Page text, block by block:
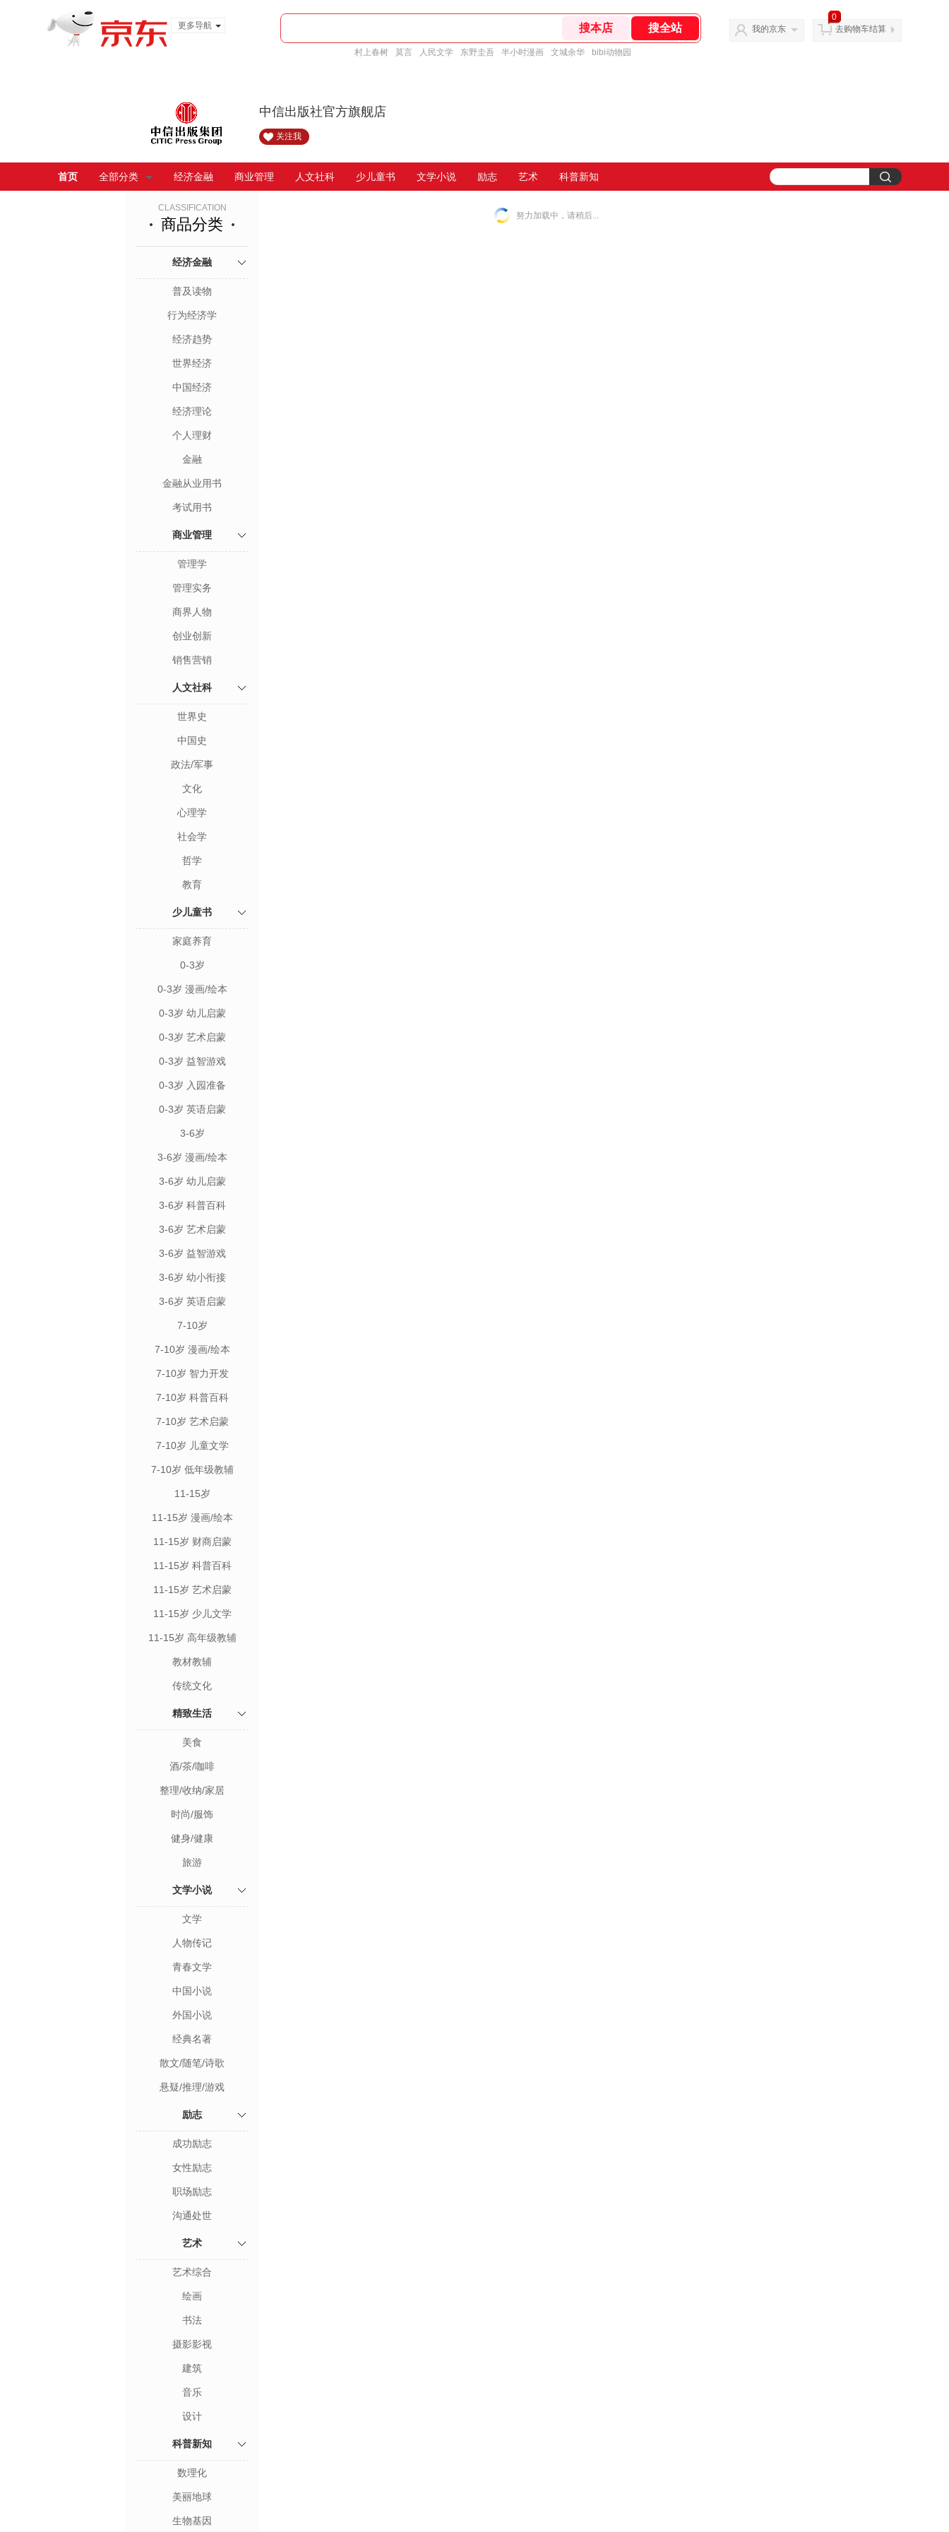
更多导航
村上春树 莫言 人民文学 东野圭吾 半小时漫画 文城余华 bibi动物园
我的京东
0
去购物车结算
中信出版社官方旗舰店
关注我
首页 全部分类 经济金融 商业管理 人文社科 少儿童书 文学小说 励志 艺术 科普新知
CLASSIFICATION
商品分类
经济金融
普及读物
行为经济学
经济趋势
世界经济
中国经济
经济理论
个人理财
金融
金融从业用书
考试用书
商业管理
管理学
管理实务
商界人物
创业创新
销售营销
人文社科
世界史
中国史
政法/军事
文化
心理学
社会学
哲学
教育
少儿童书
家庭养育
0-3岁
0-3岁 漫画/绘本
0-3岁 幼儿启蒙
0-3岁 艺术启蒙
0-3岁 益智游戏
0-3岁 入园准备
0-3岁 英语启蒙
3-6岁
3-6岁 漫画/绘本
3-6岁 幼儿启蒙
3-6岁 科普百科
3-6岁 艺术启蒙
3-6岁 益智游戏
3-6岁 幼小衔接
3-6岁 英语启蒙
7-10岁
7-10岁 漫画/绘本
7-10岁 智力开发
7-10岁 科普百科
7-10岁 艺术启蒙
7-10岁 儿童文学
7-10岁 低年级教辅
11-15岁
11-15岁 漫画/绘本
11-15岁 财商启蒙
11-15岁 科普百科
11-15岁 艺术启蒙
11-15岁 少儿文学
11-15岁 高年级教辅
教材教辅
传统文化
精致生活
美食
酒/茶/咖啡
整理/收纳/家居
时尚/服饰
健身/健康
旅游
文学小说
文学
人物传记
青春文学
中国小说
外国小说
经典名著
散文/随笔/诗歌
悬疑/推理/游戏
励志
成功励志
女性励志
职场励志
沟通处世
艺术
艺术综合
绘画
书法
摄影影视
建筑
音乐
设计
科普新知
数理化
美丽地球
生物基因
努力加载中，请稍后...